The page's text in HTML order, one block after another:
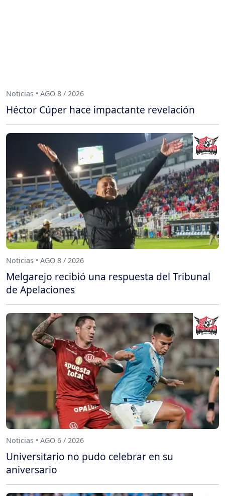
Noticias • AGO 8 / 2026
Héctor Cúper hace impactante revelación
Noticias • AGO 8 / 2026
Melgarejo recibió una respuesta del Tribunal
de Apelaciones
Noticias • AGO 6 / 2026
Universitario no pudo celebrar en su
aniversario